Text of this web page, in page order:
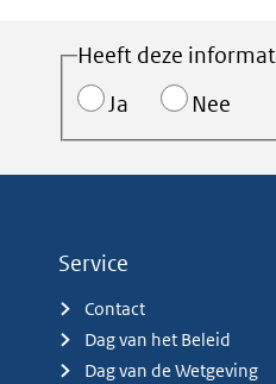
Heeft deze
Ja
Nee
Service
Contact
Dag van het Beleid
Dag van de Wetgeving